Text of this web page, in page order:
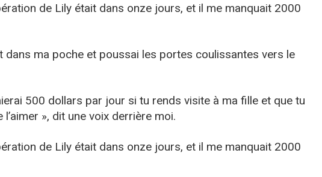
de Lily était dans onze jours, et il me manquait 2000
dans ma poche et poussai les portes coulissantes vers le
500 dollars par jour si tu rends visite à ma fille et que tu
», dit une voix derrière moi.
de Lily était dans onze jours, et il me manquait 2000